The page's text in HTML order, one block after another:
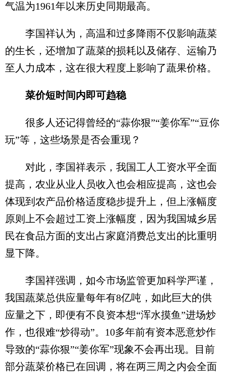
气温为1961年以来历史同期最高。
李国祥认为，高温和过多降雨不仅影响蔬菜
的生长，还增加了蔬菜的损耗以及储存、运输乃
至人力成本，这在很大程度上影响了蔬果价格。
菜价短时间内即可趋稳
很多人还记得曾经的“蒜你狠”“姜你军”“豆你
玩”等，这些场景是否会重现？
对此，李国祥表示，我国工人工资水平全面
提高，农业从业人员收入也会相应提高，这也会
体现到农产品价格适度稳步提升上，但上涨幅度
原则上不会超过工资上涨幅度，因为我国城乡居
民在食品方面的支出占家庭消费总支出的比重明
显下降。
李国祥强调，如今市场监管更加科学严谨，
我国蔬菜总供应量每年有8亿吨，如此巨大的供
应量之下，即便有不良资本想“浑水摸鱼”进场炒
作，也很难“炒得动”。10多年前有资本恶意炒作
导致的“蒜你狠”“姜你军”现象不会再出现。目前
部分蔬菜价格已在回调，将在两三周之内会全面